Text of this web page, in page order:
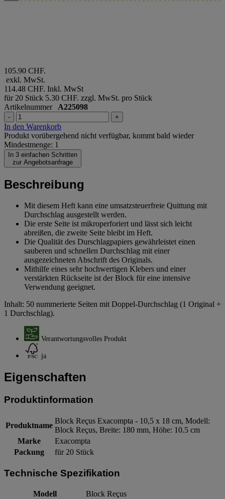
105.90 CHF.
exkl. MwSt.
114.48 CHF. Inkl. MwSt
für 20 Stück 5.30 CHF. zzgl. MwSt. pro Stück
Artikelnummer A225098
- +
In den Warenkorb
Produkt vorübergehend nicht verfügbar, kommt bald wieder
Mindestmenge: 1
In 3 einfachen Schritten
zur Angebotsanfrage
Beschreibung
Mit diesem Heft kann eine umsatzsteuerfreie Quittung mit
Durchschlag ausgestellt werden.
Die erste Seite ist mikroperforiert und lässt sich leicht
abreißen, die zweite Seite bleibt im Heft.
Die Qualität des Durschlagpapiers gewährleistet einen
sauberen und schnellen Durchschlag mit einer
ausgezeichneten Abschrift des Originals.
Mithilfe eines sehr hochwertigen Klebers und einer
verstärkten Rückseite ist der Block für eine intensive
Verwendung geeignet.
Inhalt: 50 nummerierte Seiten mit Doppel-Durchschlag (1 Original +
1 Durchschlag).
Verantwortungsvolles Produkt
ja
Eigenschaften
Produktinformation
Produktname
Block Reçus Exacompta - 10,5 x 18 cm, Modell:
Block Reçus, Breite: 180 mm, Höhe: 10.5 cm
Marke
Exacompta
Packung
für 20 Stück
Technische Spezifikation
Modell
Block Reçus